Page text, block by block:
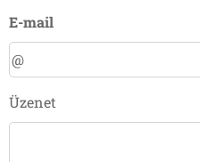
E-mail
Üzenet